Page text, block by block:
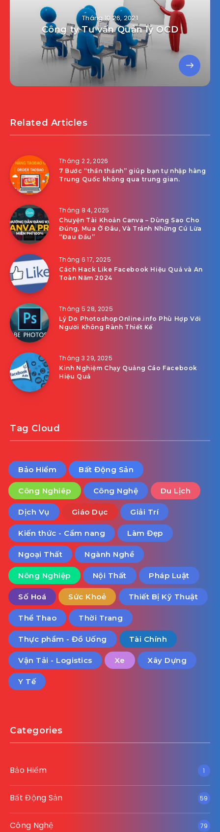
Tháng 10 26, 2021
Công ty Tư vấn Quản lý OCD
Related Articles
Tháng 2 2, 2026
7 Bước “thần thánh” giúp bạn tự nhập hàng
Trung Quốc không qua trung gian.
Tháng 8 4, 2025
Chuyện Tài Khoản Canva – Dùng Sao Cho
Đúng, Mua Ở Đâu, Và Tránh Những Cú Lừa
“Đau Đầu”
Tháng 6 17, 2025
Cách Hack Like Facebook Hiệu Quả và An
Toàn Năm 2024
Tháng 5 28, 2025
Lý Do PhotoshopOnline.info Phù Hợp Với
Người Không Rành Thiết Kế
Tháng 3 29, 2025
Kinh Nghiệm Chạy Quảng Cáo Facebook
Hiệu Quả
Tag Cloud
Bảo Hiểm Bất Động Sản
Công Nghiêp Công Nghệ Du Lịch
Dịch Vụ Giáo Dục Giải Trí
Kiến thức - Cẩm nang Làm Đẹp
Ngoại Thất Ngành Nghề
Nông Nghiệp Nội Thất Pháp Luật
Số Hoá Sức Khoẻ Thiết Bị Kỹ Thuật
Thể Thao Thời Trang
Thực phẩm - Đồ Uống Tài Chính
Vận Tải - Logistics Xe Xây Dựng
Y Tế
Categories
Bảo Hiểm 1
Bất Động Sản 59
Công Nghệ 79